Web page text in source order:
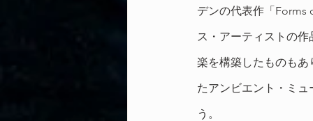
デンの代表作「Forms
ス・アーティストの
楽を構築したものも
たアンビエント・ミ
う。